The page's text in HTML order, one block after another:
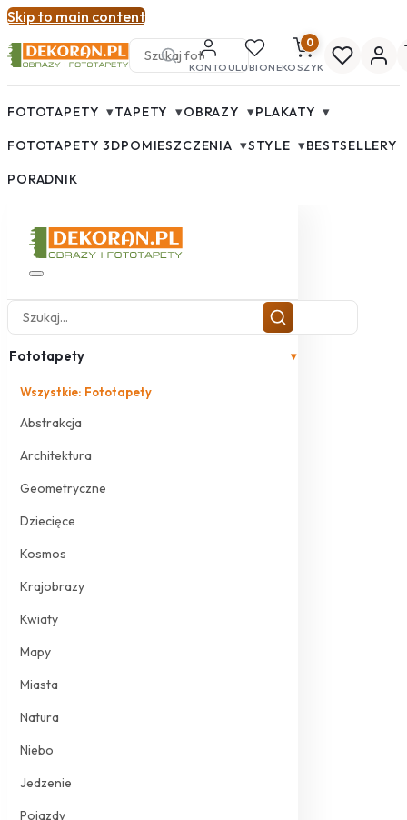
Skip to main content
KONTOULUBIONE
0
KOSZYK
FOTOTAPETY ▾TAPETY ▾OBRAZY ▾PLAKATY ▾
FOTOTAPETY 3DPOMIESZCZENIA ▾STYLE ▾BESTSELLERY
PORADNIK
Fototapety ▾
Wszystkie: Fototapety
Abstrakcja
Architektura
Geometryczne
Dziecięce
Kosmos
Krajobrazy
Kwiaty
Mapy
Miasta
Natura
Niebo
Jedzenie
Pojazdy